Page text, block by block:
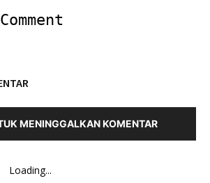
MENINGGALKAN KOMENTAR
Loading...